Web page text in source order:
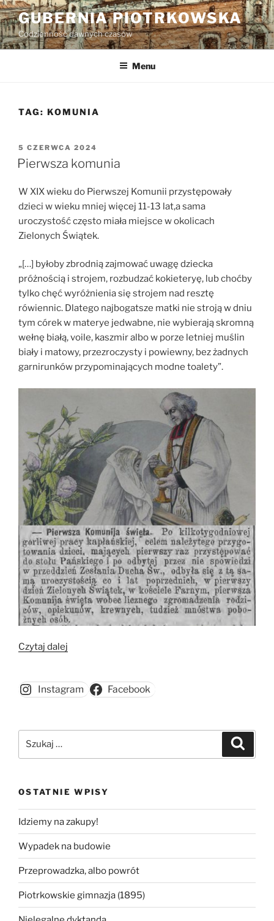
Przejdź
do
treści
GUBERNIA PIOTRKOWSKA
Codzienność dawnych czasów
Menu
TAG: KOMUNIA
OPUBLIKOWANE
W
5 CZERWCA 2024
Pierwsza komunia
W XIX wieku do Pierwszej Komunii przystępowały
dzieci w wieku mniej więcej 11-13 lat,a sama
uroczystość często miała miejsce w okolicach
Zielonych Świątek.
„[…] byłoby zbrodnią zajmować uwagę dziecka
próżnością i strojem, rozbudzać kokieteryę, lub choćby
tylko chęć wyróżnienia się strojem nad resztę
rówiennic. Dlatego najbogatsze matki nie stroją w dniu
tym córek w materye jedwabne, nie wybierają skromną
wełnę białą, voile, kaszmir albo w porze letniej muślin
biały i matowy, przezroczysty i powiewny, bez żadnych
garnirunków przypominających modne toalety”.
Czytaj dalej
Instagram Facebook
OSTATNIE WPISY
Idziemy na zakupy!
Wypadek na budowie
Przeprowadzka, albo powrót
Piotrkowskie gimnazja (1895)